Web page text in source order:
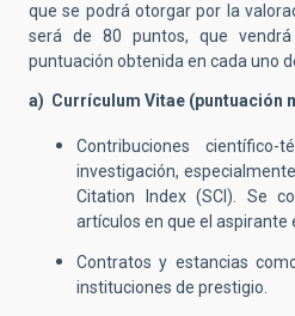
que se podrá otorgar por la
será de 80 puntos, que
puntuación obtenida en cada uno
a) Currículum Vitae (puntuación
Contribuciones
investigación,
Citation Index (SCI). Se
artículos en que el aspirante
Contratos y estancias
instituciones de prestigio.